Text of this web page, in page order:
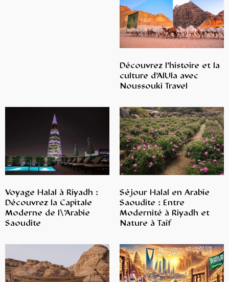
Découvrez l’histoire et la
culture d’AlUla avec
Noussouki Travel
Voyage Halal à Riyadh :
Découvrez la Capitale
Moderne de l\’Arabie
Saoudite
Séjour Halal en Arabie
Saoudite : Entre
Modernité à Riyadh et
Nature à Taïf